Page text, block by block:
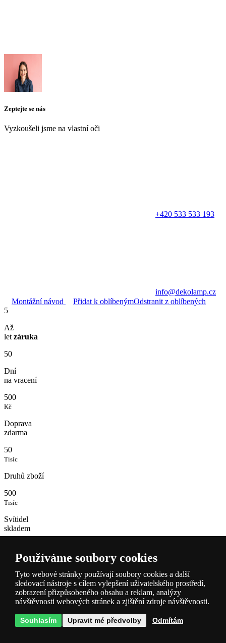
Zeptejte se nás
Vyzkoušeli jsme na vlastní oči
+420 533 533 193
info@dekolamp.cz
Montážní návod
Přidat k oblíbenýmOdstranit z oblíbených
5
Až
let záruka
50
Dní
na vracení
500
Kč
Doprava
zdarma
50
Tisíc
Druhů zboží
500
Tisíc
Svítidel
skladem
parametry
Používáme soubory cookies
Tyto webové stránky používají soubory cookies a další
sledovací nástroje s cílem vylepšení uživatelského prostředí,
zobrazení přizpůsobeného obsahu a reklam, analýzy
návštěvnosti webových stránek a zjištění zdroje návštěvnosti.
Souhlasím Upravit mé předvolby Odmítám